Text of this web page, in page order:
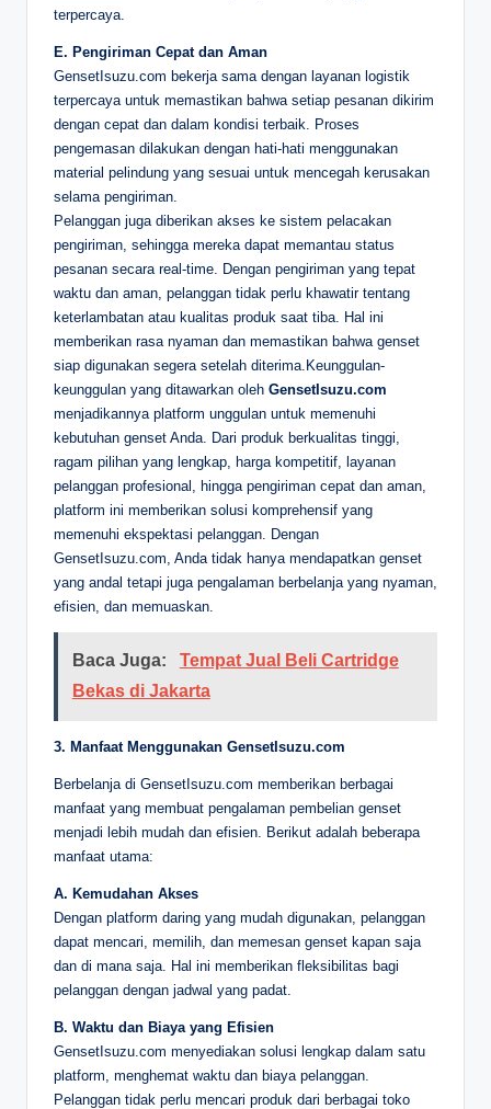
terpercaya.
E. Pengiriman Cepat dan Aman
GensetIsuzu.com bekerja sama dengan layanan logistik
terpercaya untuk memastikan bahwa setiap pesanan dikirim
dengan cepat dan dalam kondisi terbaik. Proses
pengemasan dilakukan dengan hati-hati menggunakan
material pelindung yang sesuai untuk mencegah kerusakan
selama pengiriman.
Pelanggan juga diberikan akses ke sistem pelacakan
pengiriman, sehingga mereka dapat memantau status
pesanan secara real-time. Dengan pengiriman yang tepat
waktu dan aman, pelanggan tidak perlu khawatir tentang
keterlambatan atau kualitas produk saat tiba. Hal ini
memberikan rasa nyaman dan memastikan bahwa genset
siap digunakan segera setelah diterima.Keunggulan-
keunggulan yang ditawarkan oleh GensetIsuzu.com
menjadikannya platform unggulan untuk memenuhi
kebutuhan genset Anda. Dari produk berkualitas tinggi,
ragam pilihan yang lengkap, harga kompetitif, layanan
pelanggan profesional, hingga pengiriman cepat dan aman,
platform ini memberikan solusi komprehensif yang
memenuhi ekspektasi pelanggan. Dengan
GensetIsuzu.com, Anda tidak hanya mendapatkan genset
yang andal tetapi juga pengalaman berbelanja yang nyaman,
efisien, dan memuaskan.
Baca Juga:
Tempat Jual Beli Cartridge
Bekas di Jakarta
3. Manfaat Menggunakan GensetIsuzu.com
Berbelanja di GensetIsuzu.com memberikan berbagai
manfaat yang membuat pengalaman pembelian genset
menjadi lebih mudah dan efisien. Berikut adalah beberapa
manfaat utama:
A. Kemudahan Akses
Dengan platform daring yang mudah digunakan, pelanggan
dapat mencari, memilih, dan memesan genset kapan saja
dan di mana saja. Hal ini memberikan fleksibilitas bagi
pelanggan dengan jadwal yang padat.
B. Waktu dan Biaya yang Efisien
GensetIsuzu.com menyediakan solusi lengkap dalam satu
platform, menghemat waktu dan biaya pelanggan.
Pelanggan tidak perlu mencari produk dari berbagai toko